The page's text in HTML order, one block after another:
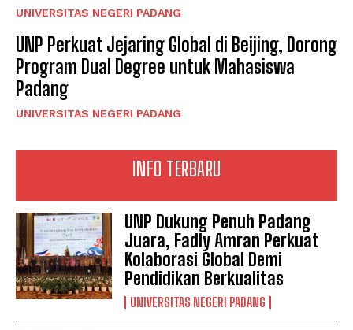
INFO TERBARU
UNP Dukung Penuh Padang
Juara, Fadly Amran Perkuat
Kolaborasi Global Demi
Pendidikan Berkualitas
UNIVERSITAS NEGERI PADANG
UNIVERSITAS NEGERI PADANG
UNP Perkuat Jejaring Global di Beijing, Dorong
Program Dual Degree untuk Mahasiswa
Padang
UNIVERSITAS NEGERI PADANG